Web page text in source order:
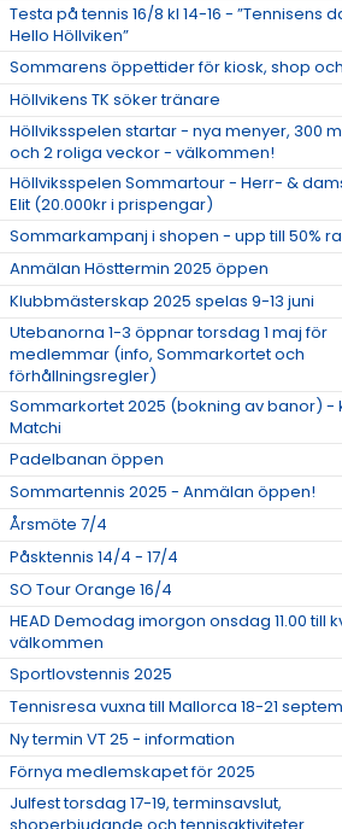
Testa på tennis 16/8 kl 14-16 - ”Tennisens
Hello Höllviken”
Sommarens öppettider för kiosk, shop
Höllvikens TK söker tränare
Höllviksspelen startar - nya menyer, 300
och 2 roliga veckor - välkommen!
Höllviksspelen Sommartour - Herr- &
Elit (20.000kr i prispengar)
Sommarkampanj i shopen - upp till 50%
Anmälan Hösttermin 2025 öppen
Klubbmästerskap 2025 spelas 9-13 juni
Utebanorna 1-3 öppnar torsdag 1 maj för
medlemmar (info, Sommarkortet och
förhållningsregler)
Sommarkortet 2025 (bokning av banor) -
Matchi
Padelbanan öppen
Sommartennis 2025 - Anmälan öppen!
Årsmöte 7/4
Påsktennis 14/4 - 17/4
SO Tour Orange 16/4
HEAD Demodag imorgon onsdag 11.00 till
välkommen
Sportlovstennis 2025
Tennisresa vuxna till Mallorca 18-21
Ny termin VT 25 - information
Förnya medlemskapet för 2025
Julfest torsdag 17-19, terminsavslut,